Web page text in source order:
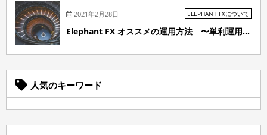
2021年2月28日 ELEPHANT FXについて
Elephant FX オススメの運用方法 〜単利運用...
人気のキーワード